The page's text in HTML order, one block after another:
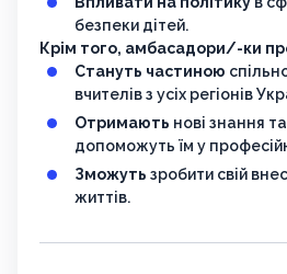
безпеки дітей.
Крім того, амбасадори/-ки
Стануть частиною
вчителів з усіх регіонів
Отримають нові знання
допоможуть їм у
Зможуть зробити свій
життів.